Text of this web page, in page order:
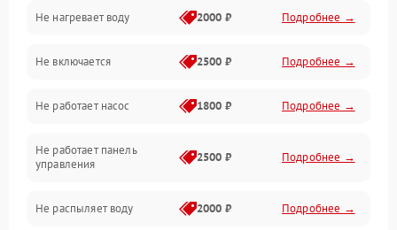
Датчики
Нагрев
Вода
Гигиена
Программное обеспечение
Не нагревает воду 2000 ₽ Подробнее →
Не включается 2500 ₽ Подробнее →
Не работает насос 1800 ₽ Подробнее →
Не работает панель
управления
2500 ₽ Подробнее →
Не распыляет воду 2000 ₽ Подробнее →